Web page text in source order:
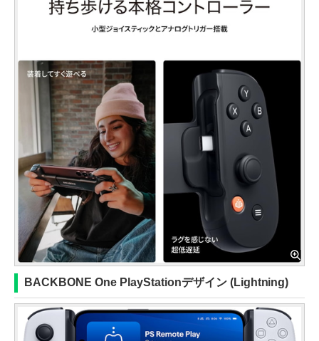
BACKBONE One PlayStationデザイン (Lightning)